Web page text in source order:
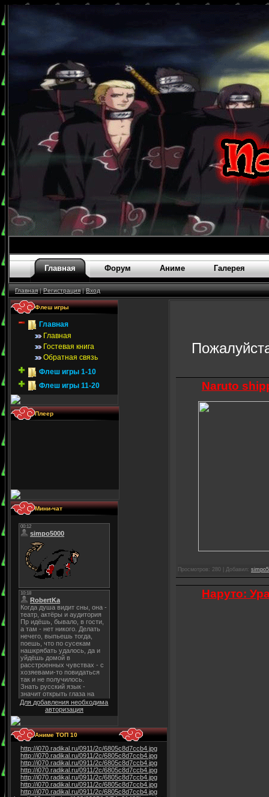
Главная Форум Аниме Галерея
Главная|Регистрация|Вход
. . Флеш игры
Главная
Главная
Гостевая книга
Обратная связь
Флеш игры 1-10
Флеш игры 11-20
. . Плеер
. . Мини-чат
Для добавления необходима
авторизация
. . Аниме ТОП 10
http://i070.radikal.ru/0911/2c/6805c8d7ccb4.jpg
http://i070.radikal.ru/0911/2c/6805c8d7ccb4.jpg
http://i070.radikal.ru/0911/2c/6805c8d7ccb4.jpg
http://i070.radikal.ru/0911/2c/6805c8d7ccb4.jpg
http://i070.radikal.ru/0911/2c/6805c8d7ccb4.jpg
http://i070.radikal.ru/0911/2c/6805c8d7ccb4.jpg
http://i070.radikal.ru/0911/2c/6805c8d7ccb4.jpg
Naruto
Просмотров: 280 | Добавил:
Наруто: